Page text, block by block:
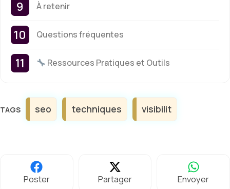
À retenir
Questions fréquentes
Ressources Pratiques et Outils
Étiquettes
seo techniques visibilit
Poster Partager Envoyer